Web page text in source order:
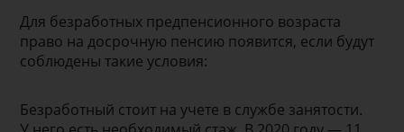
Для безработных предпенсионного возраста
право на досрочную пенсию появится, если будут
соблюдены такие условия:
Безработный стоит на учете в службе занятости.